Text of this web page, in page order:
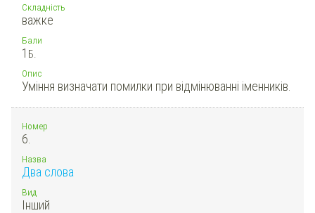
Складність
важке
Бали
1 Б.
Опис
Уміння визначати помилки при відмінюванні іменників.
Номер
6.
Назва
Два слова
Вид
Інший